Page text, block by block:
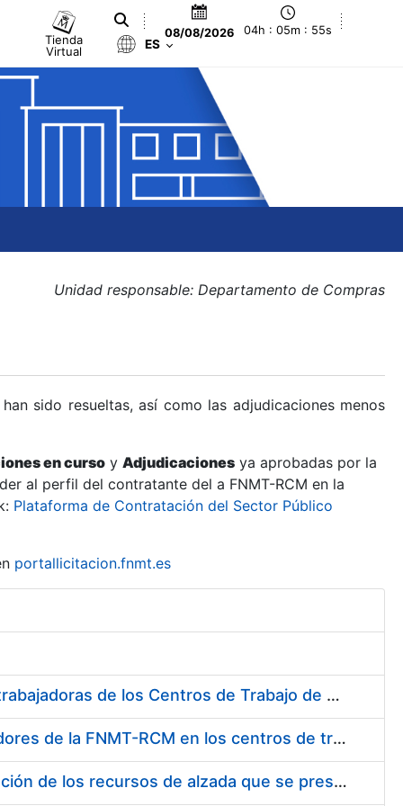
Tienda
Virtual
08/08/2026 04h : 05m : 55s
ES
Unidad responsable: Departamento de Compras
sido resueltas, así como las adjudicaciones menos
en curso y Adjudicaciones ya aprobadas por la
al perfil del contratante del a FNMT-RCM en la
Plataforma de Contratación del Sector Público
portallicitacion.fnmt.es
Suministro de Protectores Auditivos a medida para las personas trabajadoras de los Centros de Trabajo de Madrid y Burgos
Suministro de gafas graduadas antiproyecciones para los trabajadores de la FNMT-RCM en los centros de trabajo de Madrid y Burgos
Servicios de una empresa externa para el asesoramiento y resolución de los recursos de alzada que se presentan relacionados con procesos de selección para la FNMT-RCM